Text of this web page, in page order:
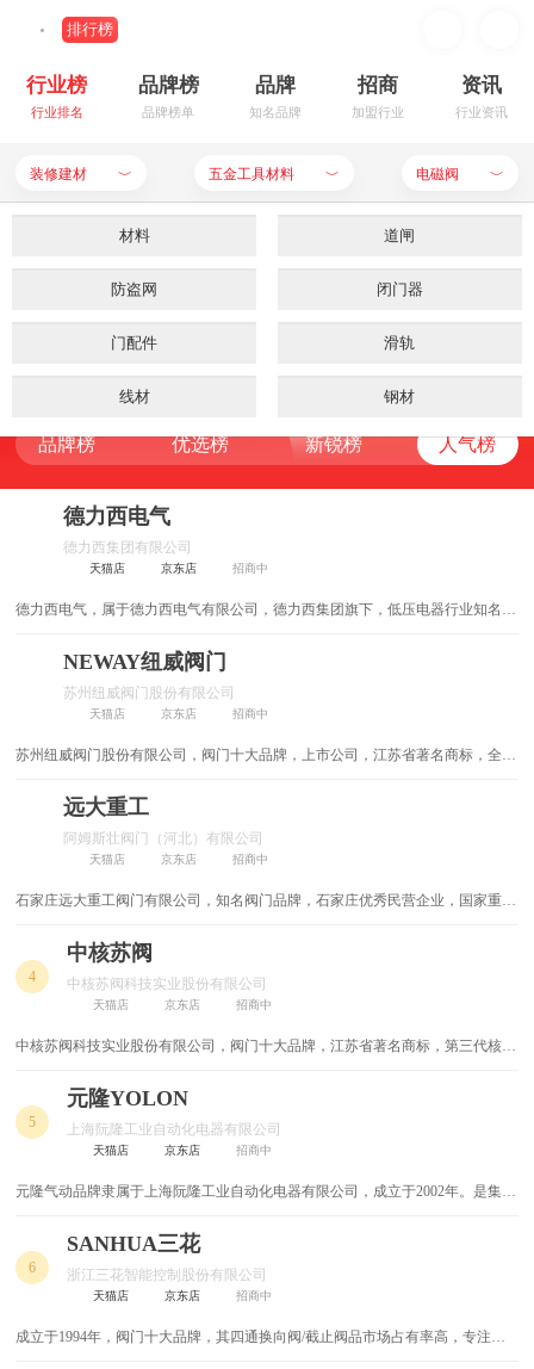
排行榜
行业榜
行业排名
品牌榜
品牌榜单
品牌
知名品牌
招商
加盟行业
资讯
行业资讯
装修建材 ﹀ 五金工具材料 ﹀ 电磁阀 ﹀
装修建材 餐饮行业
母婴用品 家居生活
食品饮料 服饰鞋帽
家用电器 手机数码
电脑用品
办公器材
汽车用品
金融信息 工程机械
农业化工
医疗保健
公用设备 卫浴洁具
板材 地板
防火 建筑陶瓷
五金工具材料 天花板
门窗栏杆
防水
灯饰 门窗
检测测试设备
玻璃原片
材料 道闸
防盗网 闭门器
门配件 滑轨
线材 钢材
铝合金
铰链
建筑不锈钢
五金挂件 合页
金刚石工具
喷枪
锁具
电工 手动工具
气动工具
空气开关
千斤顶 电烙铁
继电器
电磁阀品牌排行榜
RANKING LIST
品牌榜 优选榜 新锐榜 人气榜
品牌榜 优选榜 新锐榜 人气榜
德力西电气
德力西集团有限公司
天猫店 京东店 招商中
德力西电气，属于德力西电气有限公司，德力西集团旗下，低压电器行业知名品
NEWAY纽威阀门
苏州纽威阀门股份有限公司
天猫店 京东店 招商中
苏州纽威阀门股份有限公司，阀门十大品牌，上市公司，江苏省著名商标，全套
远大重工
阿姆斯壮阀门（河北）有限公司
天猫店 京东店 招商中
石家庄远大重工阀门有限公司，知名阀门品牌，石家庄优秀民营企业，国家重点
产、销售于一体的大型企业
4
中核苏阀
中核苏阀科技实业股份有限公司
天猫店 京东店 招商中
中核苏阀科技实业股份有限公司，阀门十大品牌，江苏省著名商标，第三代核电
国核工业集团所属的首家上市企业，集工业阀门研发、设计、制造及销售为一体
的科技型制造企业。
5
元隆YOLON
上海阮隆工业自动化电器有限公司
天猫店 京东店 招商中
元隆气动品牌隶属于上海阮隆工业自动化电器有限公司，成立于2002年。是集科
是国内知名的气动元件专业制造商
6
SANHUA三花
浙江三花智能控制股份有限公司
天猫店 京东店 招商中
成立于1994年，阀门十大品牌，其四通换向阀/截止阀品市场占有率高，专注于